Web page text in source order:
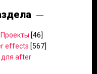
[46]
effects [567]
для after